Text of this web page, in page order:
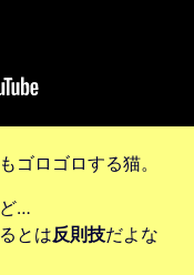
ゴロゴロする猫。
…
とは反則技だよな